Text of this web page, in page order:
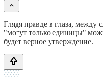
Глядя правде в глаза,
"могут только единицы"
будет верное утверждение.